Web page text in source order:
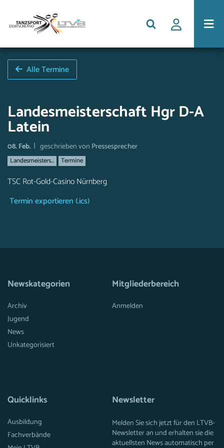
Alle Termine
Landesmeisterschaft Hgr D-A
Latein
08. Feb. | geschrieben von Pressesprecher
Landesmeisters... Termine
TSC Rot-Gold-Casino Nürnberg
Termin exportieren (.ics)
Newskategorien
Archiv
Jugend
News
Unkategorisiert
Mitgliederbereich
Anmelden
Quicklinks
Ausbildung
Fachverbände
Newsletter
Melden Sie sich jetzt für den LTVB-
Newsletter an und erhalten sie die
aktuellsten News automatisch per